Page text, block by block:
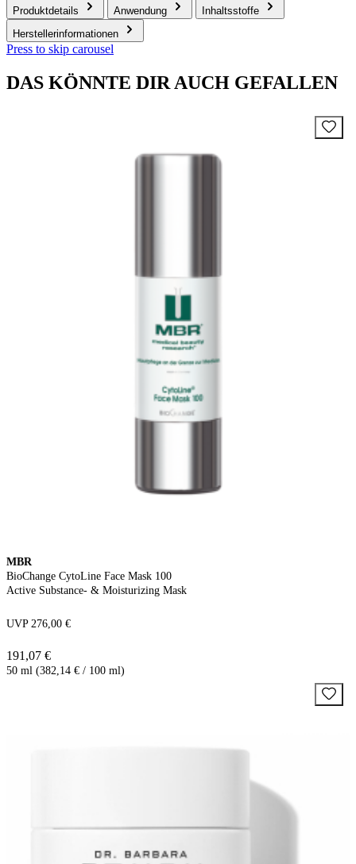
Produktdetails Anwendung
Inhaltsstoffe
Herstellerinformationen
Press to skip carousel
DAS KÖNNTE DIR AUCH GEFALLEN
MBR
BioChange CytoLine Face Mask 100
Active Substance- & Moisturizing Mask
UVP 276,00 €
191,07 €
50 ml (382,14 € / 100 ml)